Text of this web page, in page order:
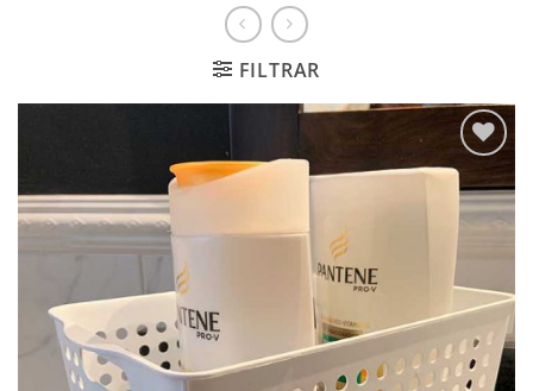
FILTRAR
Añadir
a la
lista
deseos